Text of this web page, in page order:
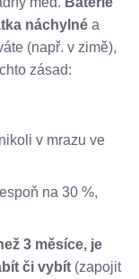
náchylné a
(např. v zimě),
zásad:
v mrazu ve
na 30 %,
3 měsíce, je
či vybít (zapojit